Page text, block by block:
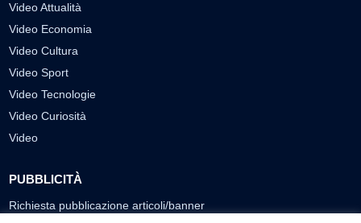
Video Attualità
Video Economia
Video Cultura
Video Sport
Video Tecnologie
Video Curiosità
Video
PUBBLICITÀ
Richiesta pubblicazione articoli/banner